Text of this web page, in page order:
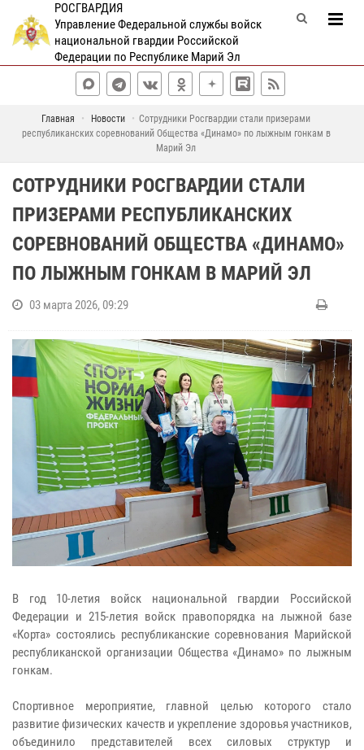
РОСГВАРДИЯ
Управление Федеральной службы войск
национальной гвардии Российской
Федерации по Республике Марий Эл
Главная Новости
Сотрудники Росгвардии стали призерами
республиканских соревнований Общества «Динамо» по лыжным гонкам в
Марий Эл
СОТРУДНИКИ РОСГВАРДИИ СТАЛИ
ПРИЗЕРАМИ РЕСПУБЛИКАНСКИХ
СОРЕВНОВАНИЙ ОБЩЕСТВА «ДИНАМО»
ПО ЛЫЖНЫМ ГОНКАМ В МАРИЙ ЭЛ
03 марта 2026, 09:29
В год 10-летия войск национальной гвардии Российской
Федерации и 215-летия войск правопорядка на лыжной базе
«Корта» состоялись республиканские соревнования Марийской
республиканской организации Общества «Динамо» по лыжным
гонкам.
Спортивное мероприятие, главной целью которого стало
развитие физических качеств и укрепление здоровья участников,
объединило представителей всех силовых структур и